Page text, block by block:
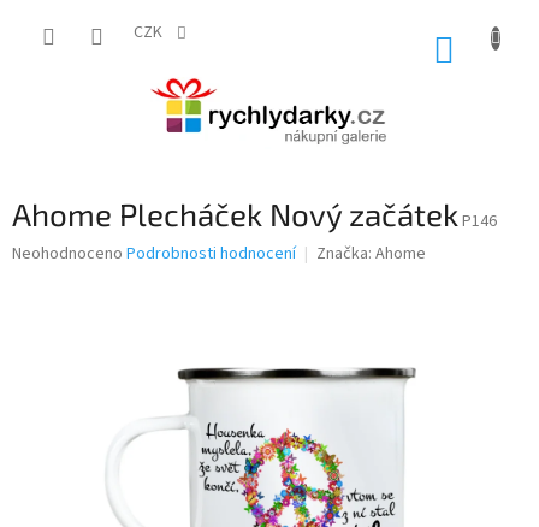
CZK
Ahome Plecháček Nový začátek P146
Průměrné
Neohodnoceno Podrobnosti hodnocení Značka: Ahome